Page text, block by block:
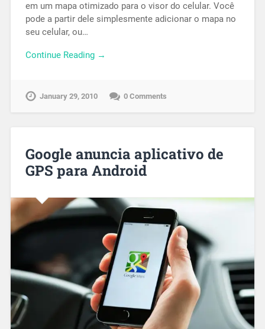
em um mapa otimizado para o visor do celular. Você
pode a partir dele simplesmente adicionar o mapa no
seu celular, ou…
Continue Reading →
January 29, 2010 0 Comments
Google anuncia aplicativo de
GPS para Android